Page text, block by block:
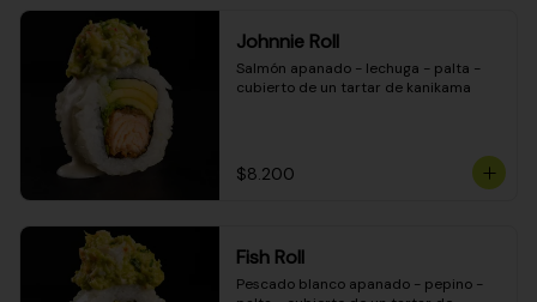
Johnnie Roll
Salmón apanado - lechuga - palta -
cubierto de un tartar de kanikama
$8.200
Fish Roll
Pescado blanco apanado - pepino -